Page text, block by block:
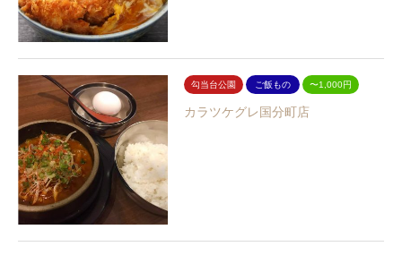
勾当台公園 ご飯もの 〜1,000円
カラツケグレ国分町店